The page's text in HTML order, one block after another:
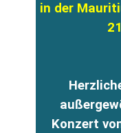
in der
Konzert